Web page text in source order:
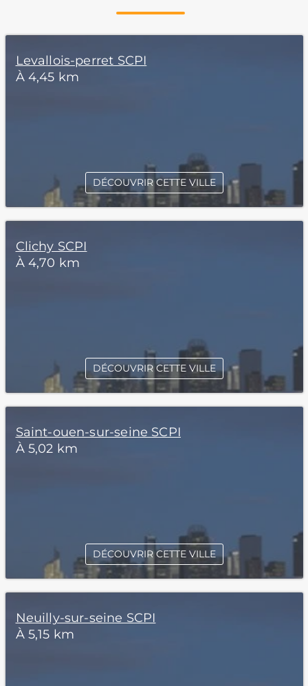
Levallois-perret SCPI
À 4,45 km
DÉCOUVRIR CETTE VILLE
Clichy SCPI
À 4,70 km
DÉCOUVRIR CETTE VILLE
Saint-ouen-sur-seine SCPI
À 5,02 km
DÉCOUVRIR CETTE VILLE
Neuilly-sur-seine SCPI
À 5,15 km